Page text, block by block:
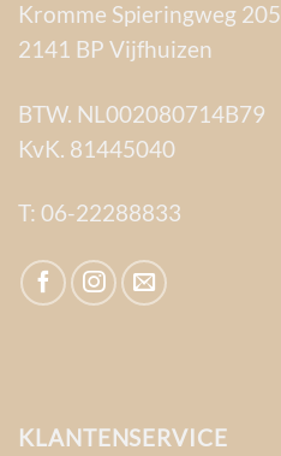
Kromme Spieringweg 205
2141 BP Vijfhuizen
BTW. NL002080714B79
KvK. 81445040
T: 06-22288833
KLANTENSERVICE